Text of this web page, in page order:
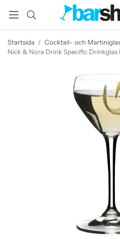
Startsida / Cocktail- och
Nick & Nora Drink Specific Drinkglas